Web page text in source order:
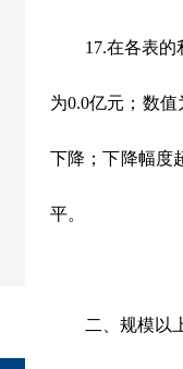
17.在各表的利
为0.0亿元；数
下降；下降幅度
平。
二、规模以上